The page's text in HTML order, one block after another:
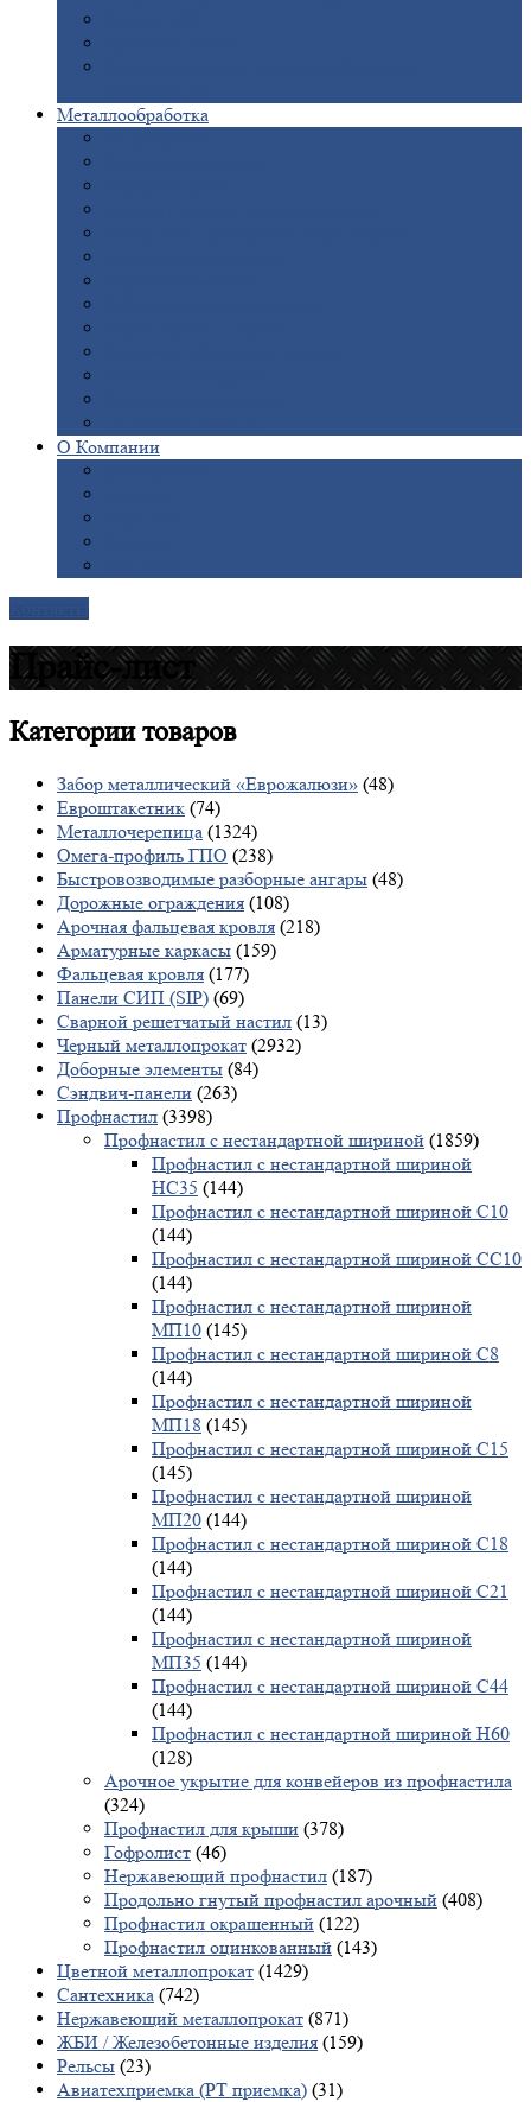
Металлообработка
О Компании
Прайс-лист
Категориитоваров
Забор металлический «Еврожалюзи» (48)
Евроштакетник (74)
Металлочерепица (1324)
Омега-профиль ГПО (238)
Быстровозводимые разборные ангары (48)
Дорожные ограждения (108)
Арочная фальцевая кровля (218)
Арматурные каркасы (159)
Фальцевая кровля (177)
Панели СИП (SIP) (69)
Сварной решетчатый настил (13)
Черный металлопрокат (2932)
Доборные элементы (84)
Сэндвич-панели (263)
Профнастил (3398)
Профнастил с нестандартной шириной (1859)
Профнастил с нестандартной шириной
НС35 (144)
Профнастил с нестандартной шириной С10
(144)
Профнастил с нестандартной шириной СС10
(144)
Профнастил с нестандартной шириной
МП10 (145)
Профнастил с нестандартной шириной С8
(144)
Профнастил с нестандартной шириной
МП18 (145)
Профнастил с нестандартной шириной С15
(145)
Профнастил с нестандартной шириной
МП20 (144)
Профнастил с нестандартной шириной С18
(144)
Профнастил с нестандартной шириной С21
(144)
Профнастил с нестандартной шириной
МП35 (144)
Профнастил с нестандартной шириной С44
(144)
Профнастил с нестандартной шириной Н60
(128)
Арочное укрытие для конвейеров из профнастила
(324)
Профнастил для крыши (378)
Гофролист (46)
Нержавеющий профнастил (187)
Продольно гнутый профнастил арочный (408)
Профнастил окрашенный (122)
Профнастил оцинкованный (143)
Цветной металлопрокат (1429)
Сантехника (742)
Нержавеющий металлопрокат (871)
ЖБИ / Железобетонные изделия (159)
Рельсы (23)
Авиатехприемка (РТ приемка) (31)